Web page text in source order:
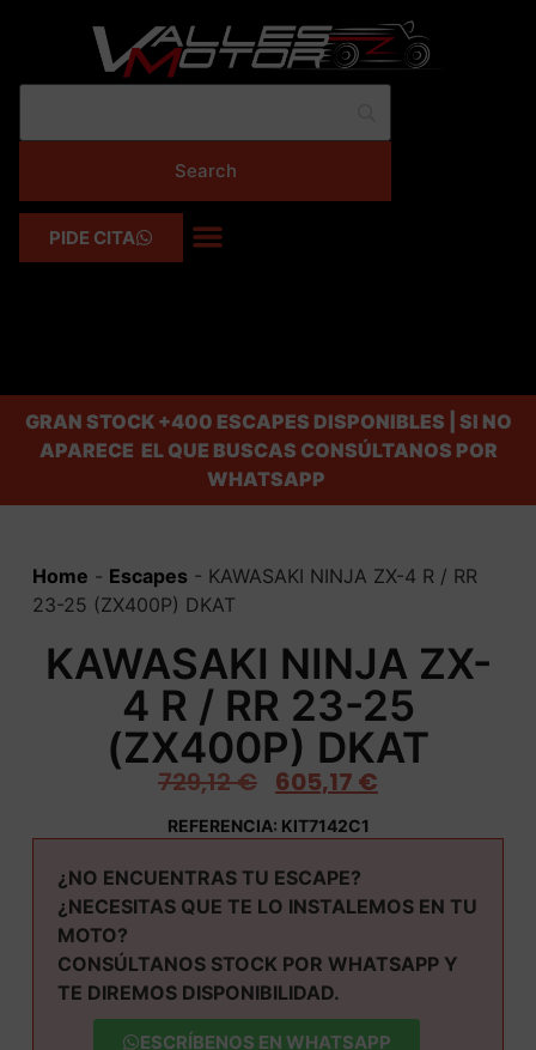
PIDE CITA
GRAN STOCK+400 ESCAPES DISPONIBLES | SI NO
APARECE EL QUE BUSCAS CONSÚLTANOS POR
WHATSAPP
Home - Escapes- KAWASAKI NINJA ZX-4 R / RR
23-25 (ZX400P) DKAT
KAWASAKI NINJA ZX-
4 R / RR 23-25
(ZX400P) DKAT
729,12€ 605,17 €
REFERENCIA: KIT7142C1
¿NO ENCUENTRAS TU ESCAPE?
¿NECESITAS QUE TE LO INSTALEMOS EN TU
MOTO?
CONSÚLTANOS STOCK POR WHATSAPP Y
TE DIREMOS DISPONIBILIDAD.
ESCRÍBENOS EN WHATSAPP